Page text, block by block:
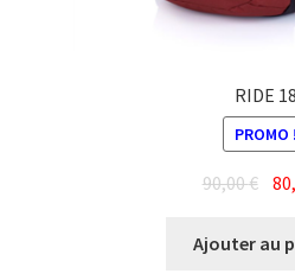
RIDE 18
PROMO !
90,00€ Le
Ajouter au